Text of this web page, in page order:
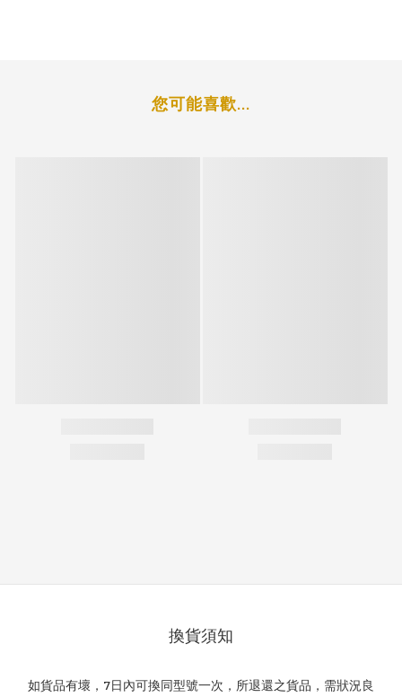
您可能喜歡...
換貨須知
如貨品有壞，7日內可換同型號一次，所退還之貨品，需狀況良